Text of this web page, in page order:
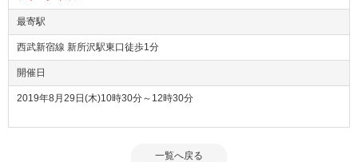
最寄駅
西武新宿線 新所沢駅東口徒歩1分
開催日
2019年8月29日(木)10時30分～12時30分
一覧へ戻る